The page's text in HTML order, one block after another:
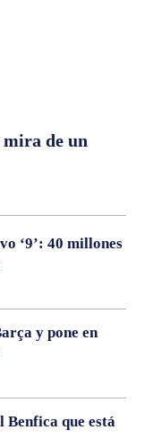
de un
‘9’: 40 millones
y pone en
Benfica que está